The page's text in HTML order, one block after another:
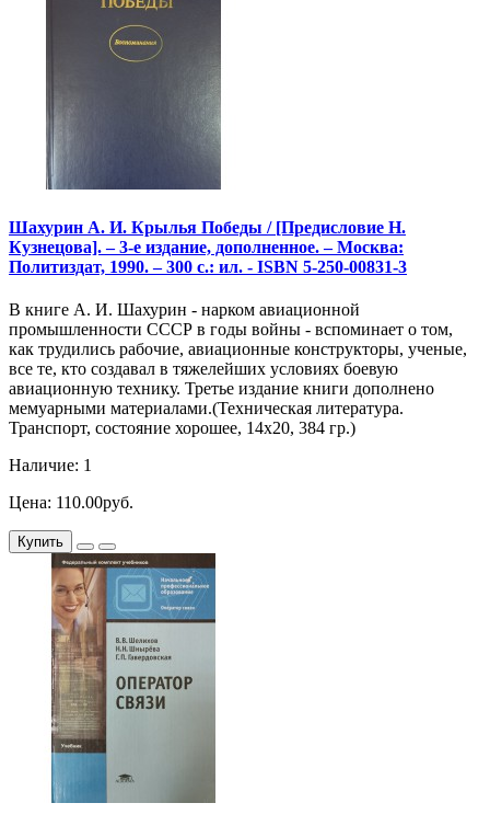
Шахурин А. И. Крылья Победы / [Предисловие Н.
Кузнецова]. – 3-е издание, дополненное. – Москва:
Политиздат, 1990. – 300 с.: ил. - ISBN 5-250-00831-3
В книге А. И. Шахурин - нарком авиационной
промышленности СССР в годы войны - вспоминает о том,
как трудились рабочие, авиационные конструкторы, ученые,
все те, кто создавал в тяжелейших условиях боевую
авиационную технику. Третье издание книги дополнено
мемуарными материалами.(Техническая литература.
Транспорт, состояние хорошее, 14х20, 384 гр.)
Наличие: 1
Цена: 110.00руб.
Купить